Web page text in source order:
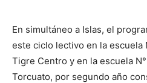
En simultáneo a Islas, el
este ciclo lectivo en la escuela
Tigre Centro y en la escuela
Torcuato, por segundo año